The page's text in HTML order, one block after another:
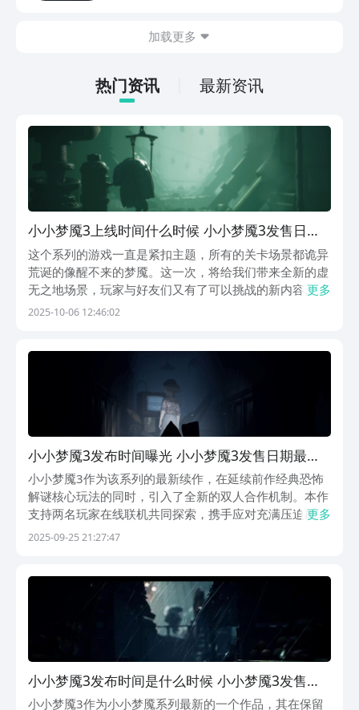
呢？想要验该游戏的玩家就可以来看看本
的解答。
加载更多
热门资讯 最新资讯
小小梦魇3上线时间什么时候 小小梦魇3发售日期
指引
这个系列的游戏一直是紧扣主题，所有的关卡场景都诡异
荒诞的像醒不来的梦魇。这一次，将给我们带来全新的虚
无之地场景，玩家与好友们又有了可以挑战的新内容。小
小梦魇3上线时间什么时候各位快来看看，小编立刻把准
更多
2025-10-06 12:46:02
小小梦魇3发布时间曝光 小小梦魇3发售日期最新
消息指引
小小梦魇3作为该系列的最新续作，在延续前作经典恐怖
解谜核心玩法的同时，引入了全新的双人合作机制。本作
支持两名玩家在线联机共同探索，携手应对充满压迫感的
世界与各种诡异敌人。那么，小小梦魇3发布时间是什么
更多
2025-09-25 21:27:47
小小梦魇3发布时间是什么时候 小小梦魇3发售日
期指引
小小梦魇3作为小小梦魇系列最新的一个作品，其在保留